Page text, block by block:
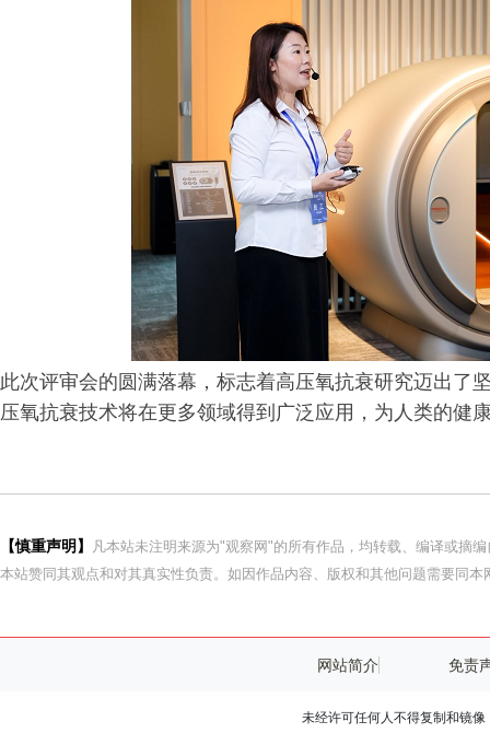
此次评审会的圆满落幕，标志着高压氧抗衰研究迈出了
压氧抗衰技术将在更多领域得到广泛应用，为人类的健
【慎重声明】
凡本站未注明来源为"观察网"的所有作品，均转载、编译或摘
本站赞同其观点和对其真实性负责。如因作品内容、版权和其他问题需要同本
网站简介 免责
未经许可任何人不得复制和镜